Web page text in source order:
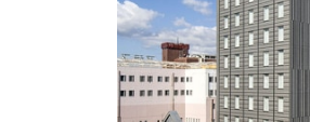
a
r
c
h